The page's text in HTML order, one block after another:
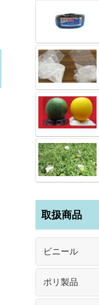
取扱商品
ビニール
ポリ製品